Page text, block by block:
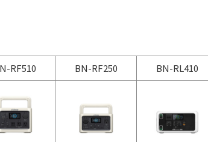
RF510 BN-RF250 BN-RL410